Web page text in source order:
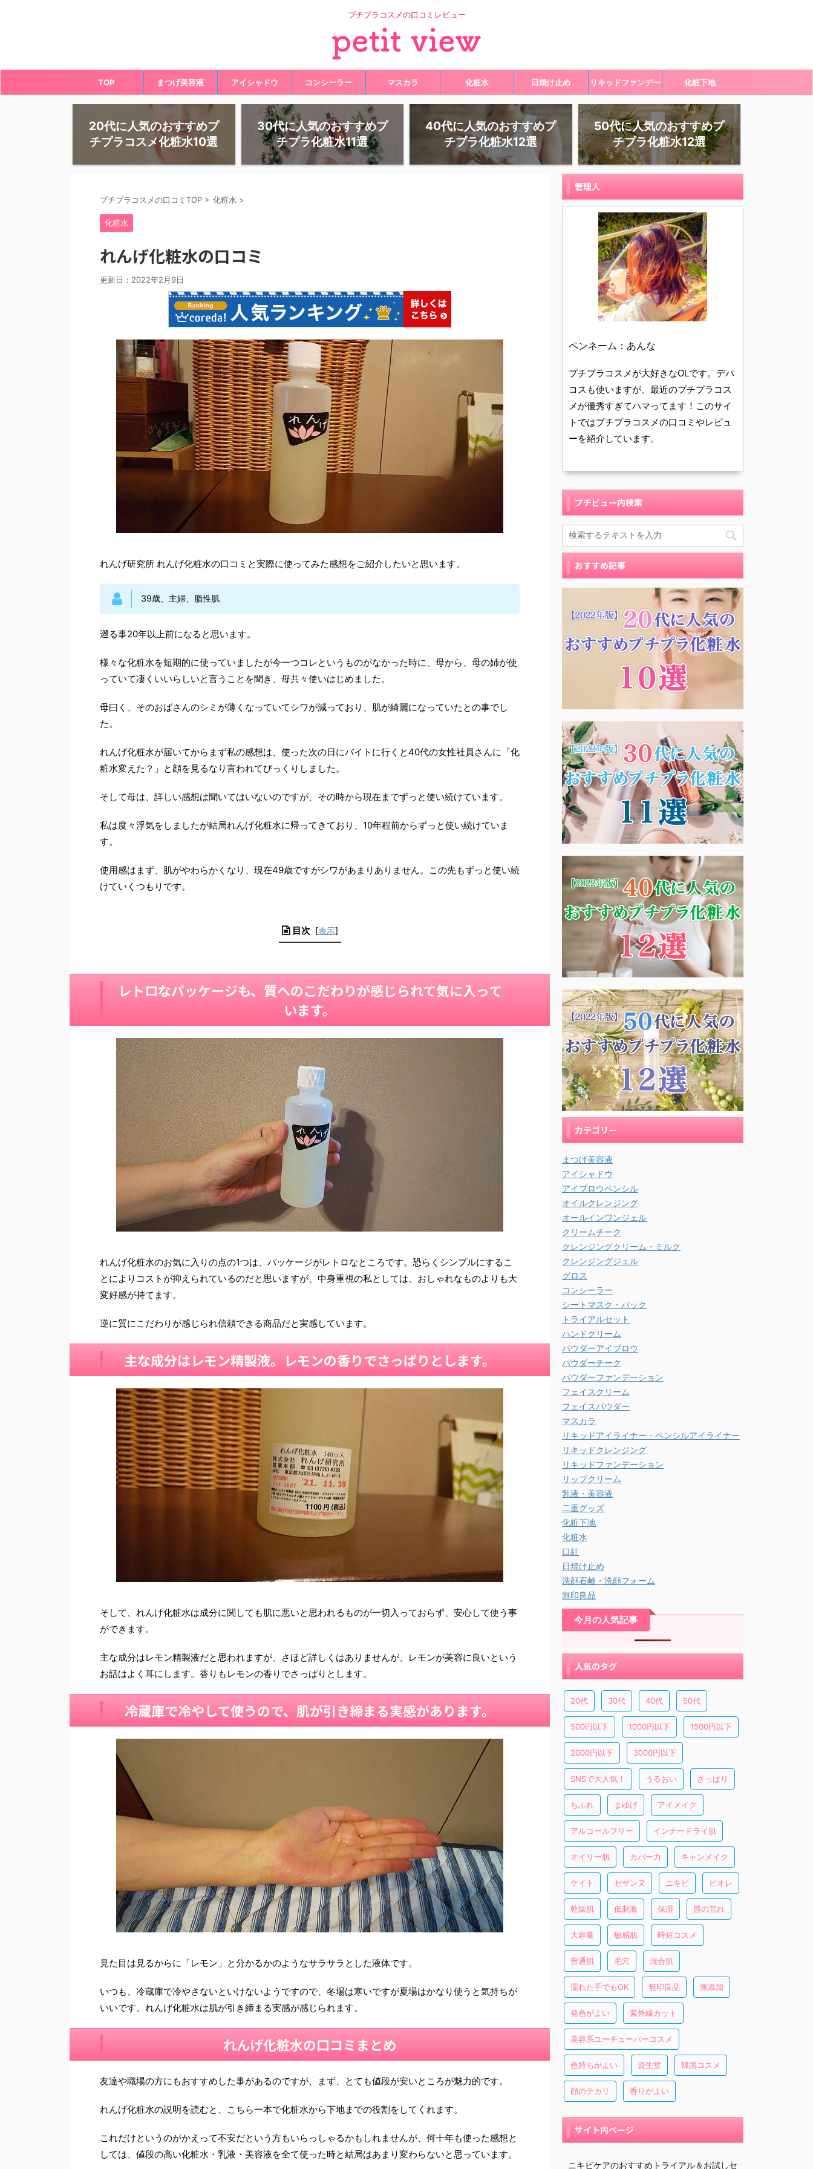
プチプラコスメの口コミレビュー
TOP まつげ美容液 アイシャドウ コンシーラー マスカラ 化粧水 日焼け止め リキッドファンデー
ション
化粧下地
20代に人気のおすすめプ
チプラコスメ化粧水10選
30代に人気のおすすめプ
チプラ化粧水11選
40代に人気のおすすめプ
チプラ化粧水12選
50代に人気のおすすめプ
チプラ化粧水12選
プチプラコスメの口コミTOP > 化粧水 >
化粧水
れんげ化粧水の口コミ
更新日： 2022年2月9日
れんげ研究所 れんげ化粧水の口コミと実際に使ってみた感想をご紹介したいと思います。
39歳、主婦、脂性肌
遡る事20年以上前になると思います。
様々な化粧水を短期的に使っていましたが今一つコレというものがなかった時に、母から、母の姉が使
っていて凄くいいらしいと言うことを聞き、母共々使いはじめました。
母曰く、そのおばさんのシミが薄くなっていてシワが減っており、肌が綺麗になっていたとの事でし
た。
れんげ化粧水が届いてからまず私の感想は、使った次の日にバイトに行くと40代の女性社員さんに「化
粧水変えた？」と顔を見るなり言われてびっくりしました。
そして母は、詳しい感想は聞いてはいないのですが、その時から現在までずっと使い続けています。
私は度々浮気をしましたが結局れんげ化粧水に帰ってきており、10年程前からずっと使い続けていま
す。
使用感はまず、肌がやわらかくなり、現在49歳ですがシワがあまりありません。この先もずっと使い続
けていくつもりです。
目次 [表示]
レトロなパッケージも、質へのこだわりが感じられて気に入って
います。
れんげ化粧水のお気に入りの点の1つは、パッケージがレトロなところです。恐らくシンプルにするこ
とによりコストが抑えられているのだと思いますが、中身重視の私としては、おしゃれなものよりも大
変好感が持てます。
逆に質にこだわりが感じられ信頼できる商品だと実感しています。
主な成分はレモン精製液。レモンの香りでさっぱりとします。
そして、 れんげ化粧水は成分に関しても肌に悪いと思われるものが一切入っておらず、安心して使う事
ができます。
主な成分はレモン精製液だと思われますが、さほど詳しくはありませんが、レモンが美容に良いという
お話はよく耳にします。香りもレモンの香りでさっぱりとします。
冷蔵庫で冷やして使うので、肌が引き締まる実感があります。
見た目は見るからに「レモン」と分かるかのようなサラサラとした液体です。
いつも、冷蔵庫で冷やさないといけないようですので、冬場は寒いですが夏場はかなり使うと気持ちが
いいです。 れんげ化粧水は肌が引き締まる実感が感じられます。
れんげ化粧水の口コミまとめ
友達や職場の方にもおすすめした事があるのですが、まず、とても値段が安いところが魅力的です。
れんげ化粧水の説明を読むと、こちら一本で化粧水から下地までの役割をしてくれます。
これだけというのがかえって不安だという方もいらっしゃるかもしれませんが、何十年も使った感想と
しては、値段の高い化粧水・乳液・美容液を全て使った時と結局はあまり変わらないと思っています。
管理人
ペンネーム：あんな
プチプラコスメが大好きなOLです。デパ
コスも使いますが、最近のプチプラコス
メが優秀すぎてハマってます！このサイ
トではプチプラコスメの口コミやレビュ
ーを紹介しています。
プチビュー内検索
おすすめ記事
カテゴリー
まつげ美容液
アイシャドウ
アイブロウペンシル
オイルクレンジング
オールインワンジェル
クリームチーク
クレンジングクリーム・ミルク
クレンジングジェル
グロス
コンシーラー
シートマスク・パック
トライアルセット
ハンドクリーム
パウダーアイブロウ
パウダーチーク
パウダーファンデーション
フェイスクリーム
フェイスパウダー
マスカラ
リキッドアイライナー・ペンシルアイライナー
リキッドクレンジング
リキッドファンデーション
リップクリーム
乳液・美容液
二重グッズ
化粧下地
化粧水
口紅
日焼け止め
洗顔石鹸・洗顔フォーム
無印良品
今月の人気記事
人気のタグ
20代 30代 40代 50代
500円以下 1000円以下 1500円以下
2000円以下 3000円以下
SNSで大人気！ うるおい さっぱり
ちふれ まゆげ アイメイク
アルコールフリー インナードライ肌
オイリー肌 カバー力 キャンメイク
ケイト セザンヌ ニキビ ビオレ
乾燥肌 低刺激 保湿 唇の荒れ
大容量 敏感肌 時短コスメ
普通肌 毛穴 混合肌
濡れた手でもOK 無印良品 無添加
発色がよい 紫外線カット
美容系ユーチューバーコスメ
色持ちがよい 資生堂 韓国コスメ
顔のテカリ 香りがよい
サイト内ページ
ニキビケアのおすすめトライアル＆お試しセ